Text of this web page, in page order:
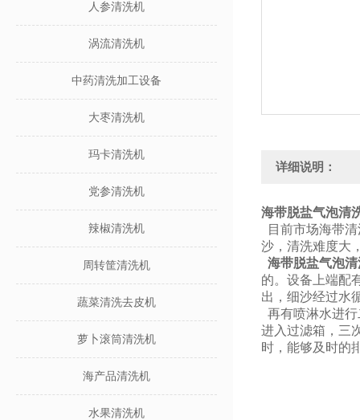
人参清洗机
涡流清洗机
中药清洗加工设备
大枣清洗机
玛卡清洗机
党参清洗机
辣椒清洗机
周转筐清洗机
蔬菜清洗去皮机
萝卜滚筒清洗机
海产品清洗机
水果清洗机
详细说明：
海带脱盐气泡清
目前市场海带
沙，清洗难度大
海带脱盐气泡
的。设备上端配
出，细沙经过水
再有喷淋水进
进入过滤箱，三
时，能够及时的